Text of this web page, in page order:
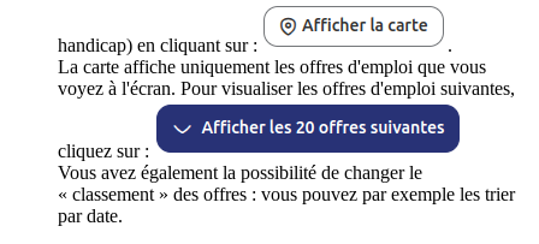
handicap) en cliquant sur :
.
La carte affiche uniquement les offres d'emploi que vous
voyez à l'écran. Pour visualiser les offres d'emploi suivantes,
cliquez sur :
Vous avez également la possibilité de changer le
« classement » des offres : vous pouvez par exemple les trier
par date.